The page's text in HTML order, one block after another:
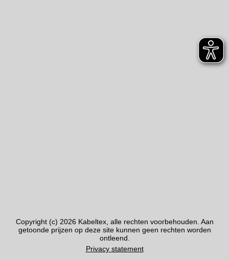
Copyright (c) 2026 Kabeltex, alle rechten voorbehouden. Aan
getoonde prijzen op deze site kunnen geen rechten worden
ontleend.
Privacy statement